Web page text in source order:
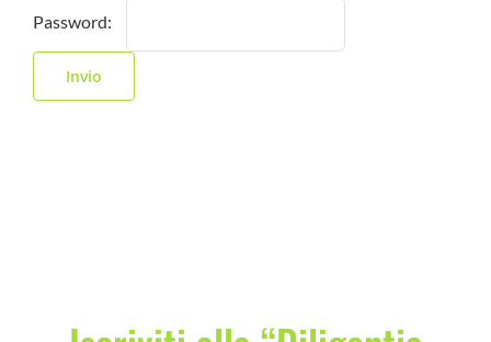
IMPLEMENT
LEARN
Password: